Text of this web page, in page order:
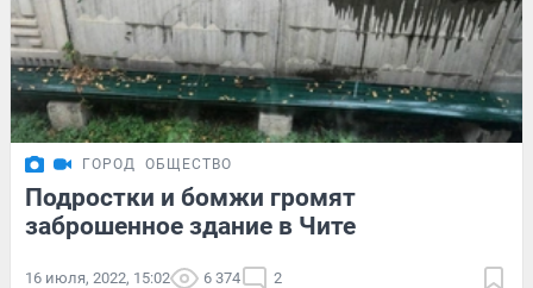
ГОРОД ОБЩЕСТВО
Подростки и бомжи громят
заброшенное здание в Чите
16 июля, 2022, 15:02 6 374 2